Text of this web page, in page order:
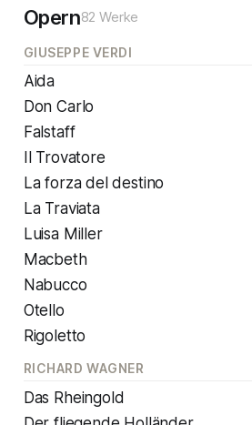
Opern82 Werke
GIUSEPPE VERDI
Aida
Don Carlo
Falstaff
Il Trovatore
La forza del destino
La Traviata
Luisa Miller
Macbeth
Nabucco
Otello
Rigoletto
RICHARD WAGNER
Das Rheingold